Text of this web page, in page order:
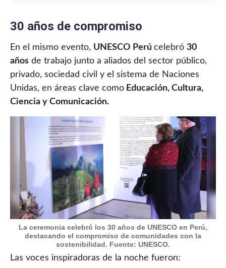
30 años de compromiso
En el mismo evento, UNESCO Perú celebró 30
años de trabajo junto a aliados del sector público,
privado, sociedad civil y el sistema de Naciones
Unidas, en áreas clave como Educación, Cultura,
Ciencia y Comunicación.
La ceremonia celebró los 30 años de UNESCO en Perú,
destacando el compromiso de comunidades con la
sostenibilidad. Fuente: UNESCO.
Las voces inspiradoras de la noche fueron: